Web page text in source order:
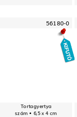
56180-0
Tortagyertya
szám • 6,5 x 4 cm